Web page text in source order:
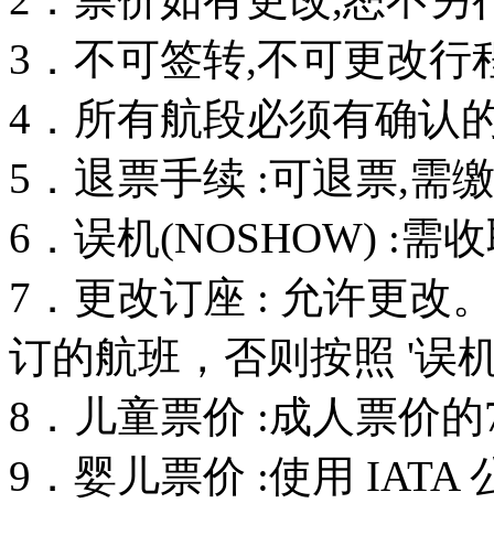
3．不可签转,不可更改行
4．所有航段必须有确认
5．退票手续 :可退票,需
6．误机(NOSHOW) :需
7．更改订座 : 允许更改
订的航班，否则按照 '误
8．儿童票价 :成人票价的
9．婴儿票价 :使用 IATA